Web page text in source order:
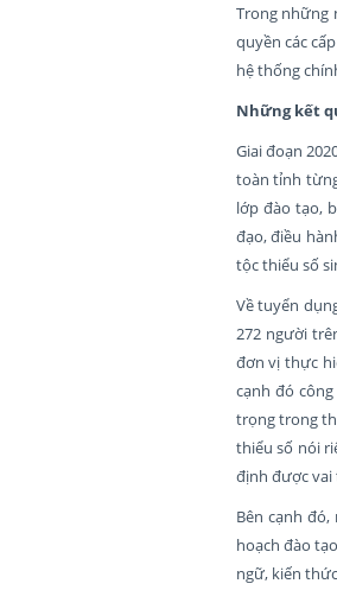
Trong những
quyền các
hệ thống
Những kết
Giai đoạn
toàn tỉnh
lớp đào tạo,
đạo, điều
tộc thiểu số
Về tuyển
272 người
đơn vị thực
cạnh đó
trọng trong
thiểu số nói
định được vai
Bên cạnh
hoạch đào
ngữ, kiến